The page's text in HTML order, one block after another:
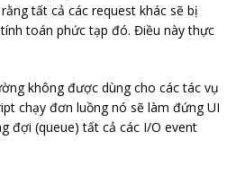
tất cả các request khác sẽ bị
toán phức tạp đó. Điều này thực
không được dùng cho các tác vụ
chạy đơn luồng nó sẽ làm đứng UI
đợi (queue) tất cả các I/O event